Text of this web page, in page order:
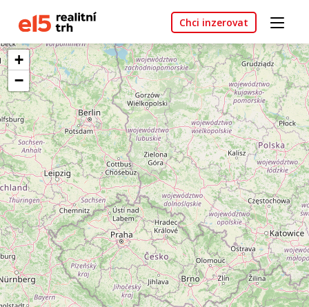
Chci inzerovat
+
−